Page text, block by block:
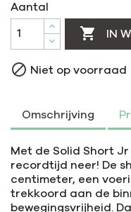
Aantal
 IN
 Niet op voorraad
Omschrijving
Met de Solid Short
recordtijd neer! De
centimeter, een
trekkoord aan de
bewegingsvrijheid.